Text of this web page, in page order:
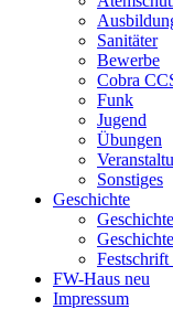
Sanitäter
Bewerbe
Cobra
Funk
Jugend
Übungen
Sonstiges
Geschichte
Festschrift
FW-Haus neu
Impressum